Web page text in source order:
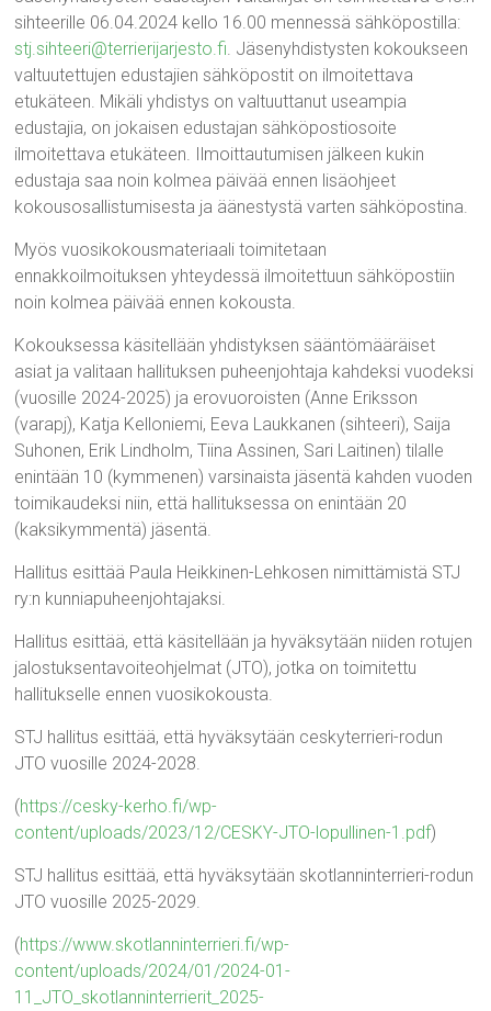
sihteerille 06.04.2024 kello 16.00 mennessä sähköpostilla:
stj.sihteeri@terrierijarjesto.fi. Jäsenyhdistysten kokoukseen
valtuutettujen edustajien sähköpostit on ilmoitettava
etukäteen. Mikäli yhdistys on valtuuttanut useampia
edustajia, on jokaisen edustajan sähköpostiosoite
ilmoitettava etukäteen. Ilmoittautumisen jälkeen kukin
edustaja saa noin kolmea päivää ennen lisäohjeet
kokousosallistumisesta ja äänestystä varten sähköpostina.
Myös vuosikokousmateriaali toimitetaan
ennakkoilmoituksen yhteydessä ilmoitettuun sähköpostiin
noin kolmea päivää ennen kokousta.
Kokouksessa käsitellään yhdistyksen sääntömääräiset
asiat ja valitaan hallituksen puheenjohtaja kahdeksi vuodeksi
(vuosille 2024-2025) ja erovuoroisten (Anne Eriksson
(varapj), Katja Kelloniemi, Eeva Laukkanen (sihteeri), Saija
Suhonen, Erik Lindholm, Tiina Assinen, Sari Laitinen) tilalle
enintään 10 (kymmenen) varsinaista jäsentä kahden vuoden
toimikaudeksi niin, että hallituksessa on enintään 20
(kaksikymmentä) jäsentä.
Hallitus esittää Paula Heikkinen-Lehkosen nimittämistä STJ
ry:n kunniapuheenjohtajaksi.
Hallitus esittää, että käsitellään ja hyväksytään niiden rotujen
jalostuksentavoiteohjelmat (JTO), jotka on toimitettu
hallitukselle ennen vuosikokousta.
STJ hallitus esittää, että hyväksytään ceskyterrieri-rodun
JTO vuosille 2024-2028.
(https://cesky-kerho.fi/wp-
content/uploads/2023/12/CESKY-JTO-lopullinen-1.pdf)
STJ hallitus esittää, että hyväksytään skotlanninterrieri-rodun
JTO vuosille 2025-2029.
(https://www.skotlanninterrieri.fi/wp-
content/uploads/2024/01/2024-01-
11_JTO_skotlanninterrierit_2025-